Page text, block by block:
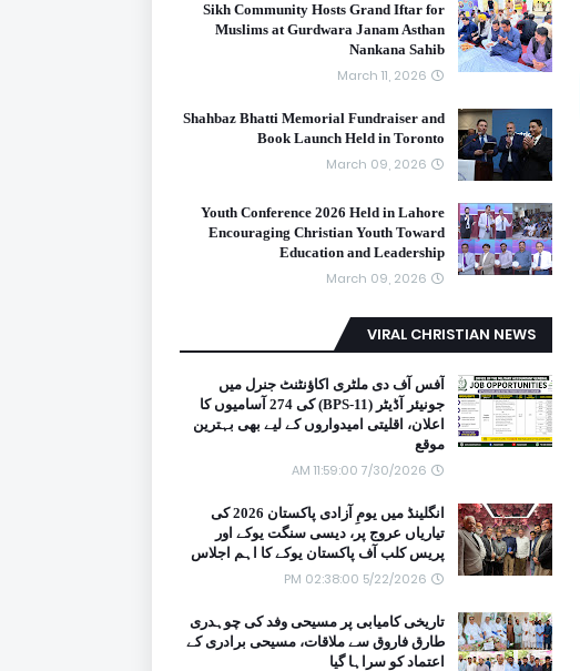
Sikh Community Hosts Grand Iftar for
Muslims at Gurdwara Janam Asthan
Nankana Sahib
March 11, 2026
Shahbaz Bhatti Memorial Fundraiser and
Book Launch Held in Toronto
March 09, 2026
Youth Conference 2026 Held in Lahore
Encouraging Christian Youth Toward
Education and Leadership
March 09, 2026
VIRAL CHRISTIAN NEWS
آفس آف دی ملٹری اکاؤنٹنٹ جنرل میں
جونیئر آڈیٹر (BPS-11) کی 274 آسامیوں کا
اعلان، اقلیتی امیدواروں کے لیے بھی بہترین
موقع
7/30/2026 11:59:00 AM
انگلینڈ میں یومِ آزادی پاکستان 2026 کی
تیاریاں عروج پر، دیسی سنگت یوکے اور
پریس کلب آف پاکستان یوکے کا اہم اجلاس
5/22/2026 02:38:00 PM
تاریخی کامیابی پر مسیحی وفد کی چوہدری
طارق فاروق سے ملاقات، مسیحی برادری کے
اعتماد کو سراہا گیا